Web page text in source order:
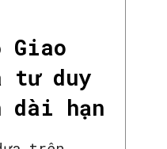
Giao
tư duy
hạn